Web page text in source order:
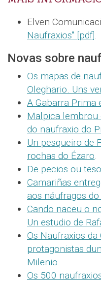
Elven
Naufraxios" [pdf].
Novas sobre
Os mapas de
Oleghario. Uns
A Gabarra Prima
Malpica
do naufraxio do
Un pesqueiro de
rochas do Ézaro.
De pecios ou
Camariñas
aos náufragos
Cando naceu o
Un estudio de
Os Naufraxios
protagonistas
Milenio.
Os 500